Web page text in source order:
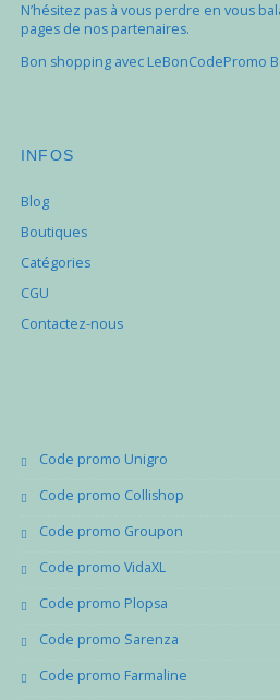
N’hésitez pas à vous perdre en vous
pages de nos partenaires.
Bon shopping avec LeBonCodePromo
INFOS
Blog
Boutiques
Catégories
CGU
Contactez-nous
Code promo Unigro
Code promo Collishop
Code promo Groupon
Code promo VidaXL
Code promo Plopsa
Code promo Sarenza
Code promo Farmaline